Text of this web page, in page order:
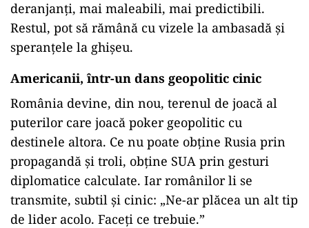
deranjanți, mai maleabili, mai predictibili.
Restul, pot să rămână cu vizele la ambasadă și
speranțele la ghișeu.
Americanii, într-un dans geopolitic cinic
România devine, din nou, terenul de joacă al
puterilor care joacă poker geopolitic cu
destinele altora. Ce nu poate obține Rusia prin
propagandă și troli, obține SUA prin gesturi
diplomatice calculate. Iar românilor li se
transmite, subtil și cinic: „Ne-ar plăcea un alt tip
de lider acolo. Faceți ce trebuie.”